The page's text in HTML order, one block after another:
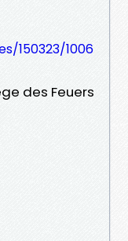
150323/1006
des Feuers